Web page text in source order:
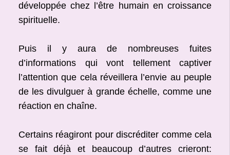
développée chez l’être humain en croissance
spirituelle.
Puis il y aura de nombreuses fuites
d’informations qui vont tellement captiver
l’attention que cela réveillera l’envie au peuple
de les divulguer à grande échelle, comme une
réaction en chaîne.
Certains réagiront pour discréditer comme cela
se fait déjà et beaucoup d’autres crieront: